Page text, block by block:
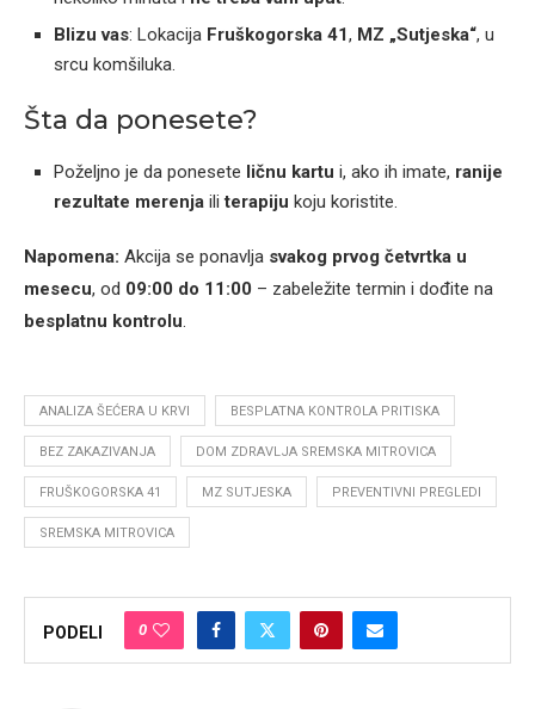
Blizu vas: Lokacija Fruškogorska 41, MZ „Sutjeska“, u
srcu komšiluka.
Šta da ponesete?
Poželjno je da ponesete ličnu kartu i, ako ih imate, ranije
rezultate merenja iliterapiju koju koristite.
Napomena: Akcija se ponavlja svakog prvog četvrtka u
mesecu, od 09:00 do 11:00 – zabeležite termin i dođite na
besplatnu kontrolu.
ANALIZA ŠEĆERA U KRVI BESPLATNA KONTROLA PRITISKA
BEZ ZAKAZIVANJA DOM ZDRAVLJA SREMSKA MITROVICA
FRUŠKOGORSKA 41 MZ SUTJESKA PREVENTIVNI PREGLEDI
SREMSKA MITROVICA
PODELI 0